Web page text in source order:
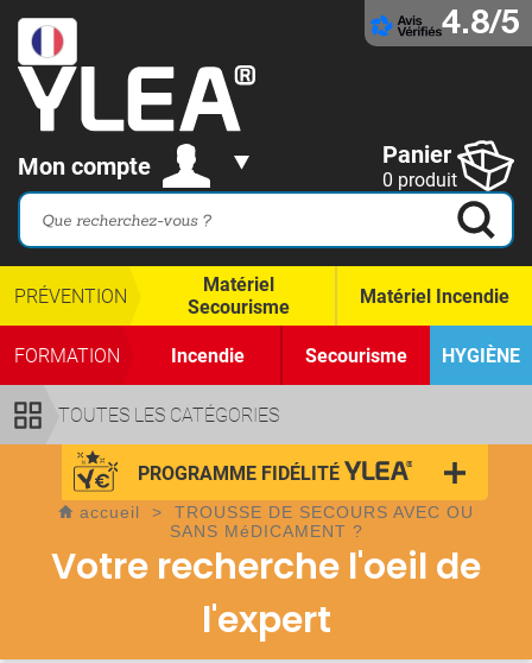
4.8/5
Mon compte Panier
0 produit
TOUTES LES CATÉGORIES
PRÉVENTION
Matériel
Secourisme
Matériel Incendie
FORMATION Incendie Secourisme HYGIÈNE
PROGRAMME FIDÉLITÉ
accueil > TROUSSE DE SECOURS AVEC OU
SANS MéDICAMENT ?
Votre recherche l'oeil de
l'expert